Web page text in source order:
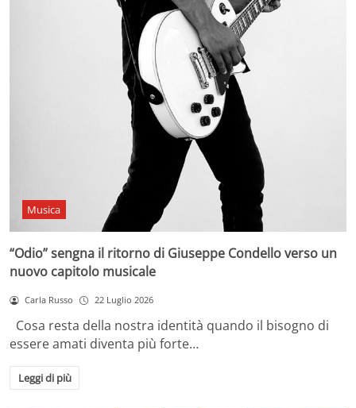
Musica
“Odio” sengna il ritorno di Giuseppe Condello verso un
nuovo capitolo musicale
Carla Russo 22 Luglio 2026
Cosa resta della nostra identità quando il bisogno di
essere amati diventa più forte…
Leggi di più